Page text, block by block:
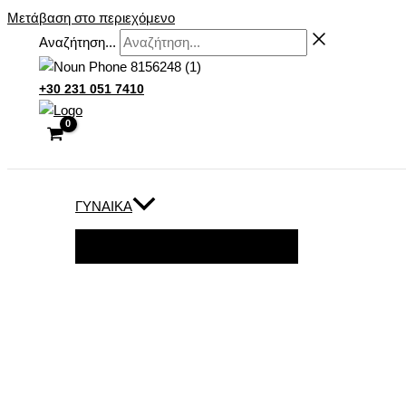
Μετάβαση στο περιεχόμενο
Αναζήτηση...
+30 231 051 7410
ΓΥΝΑΊΚΑ